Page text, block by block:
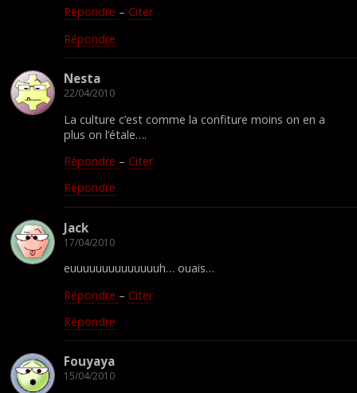
Répondre – Citer
Répondre
Nesta
22/04/2010
La culture c’est comme la confiture moins on en a
plus on l’étale….
Répondre – Citer
Répondre
Jack
17/04/2010
euuuuuuuuuuuuuuh… ouais…
Répondre – Citer
Répondre
Fouyaya
15/04/2010